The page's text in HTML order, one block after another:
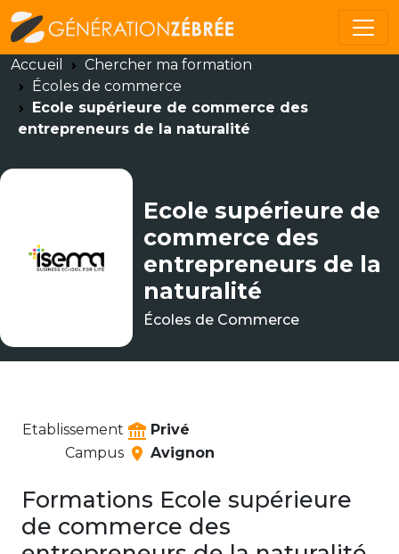
Accueil
Chercher ma formation
Écoles de commerce
Ecole supérieure de commerce des
entrepreneurs de la naturalité
Ecole supérieure de
commerce des
entrepreneurs de la
naturalité
Écoles de Commerce
Etablissement
Privé
Campus
Avignon
Formations Ecole supérieure
de commerce des